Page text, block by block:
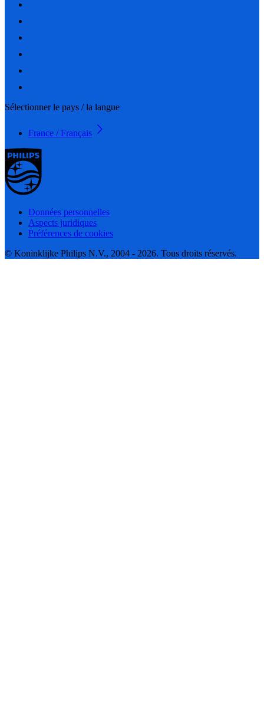
Sélectionner le pays / la langue
France / Français
Données personnelles
Aspects juridiques
Préférences de cookies
© Koninklijke Philips N.V., 2004 - 2026. Tous droits réservés.